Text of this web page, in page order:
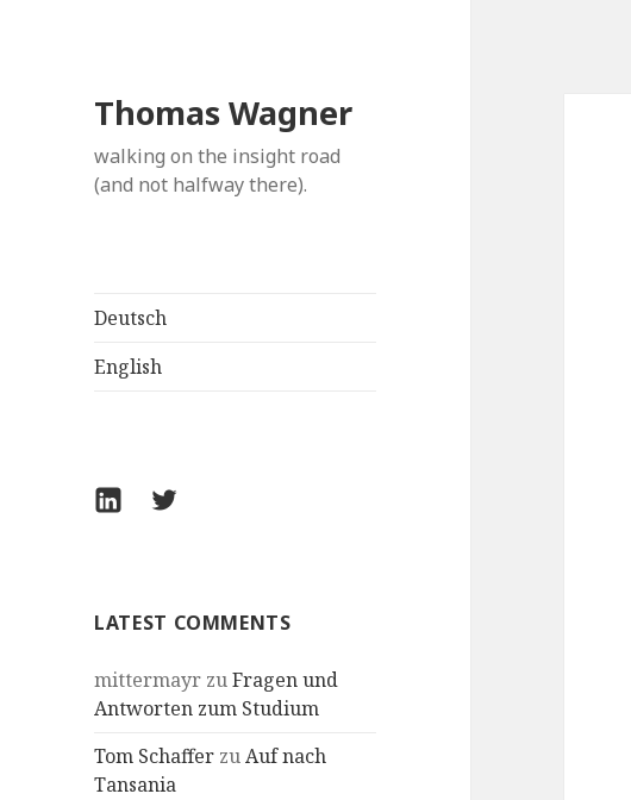
Thomas Wagner
walking on the insight road
(and not halfway there).
Deutsch
English
LinkedInTwitter
LATEST COMMENTS
mittermayr zuFragen und
Antworten zum Studium
Tom Schaffer zuAuf nach
Tansania